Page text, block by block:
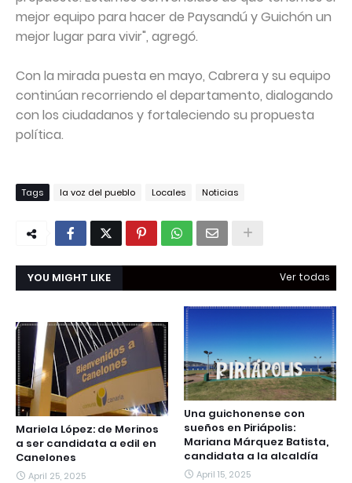
mejor equipo para hacer de Paysandú y Guichón un
mejor lugar para vivir", agregó.
Con la mirada puesta en mayo, Cabrera y su equipo
continúan recorriendo el departamento, dialogando
con los ciudadanos y fortaleciendo su propuesta
política.
Tags la voz del pueblo Locales Noticias
YOU MIGHT LIKE Ver todas
Mariela López: de Merinos
a ser candidata a edil en
Canelones
April 25, 2025
Una guichonense con
sueños en Piriápolis:
Mariana Márquez Batista,
candidata a la alcaldía
April 15, 2025